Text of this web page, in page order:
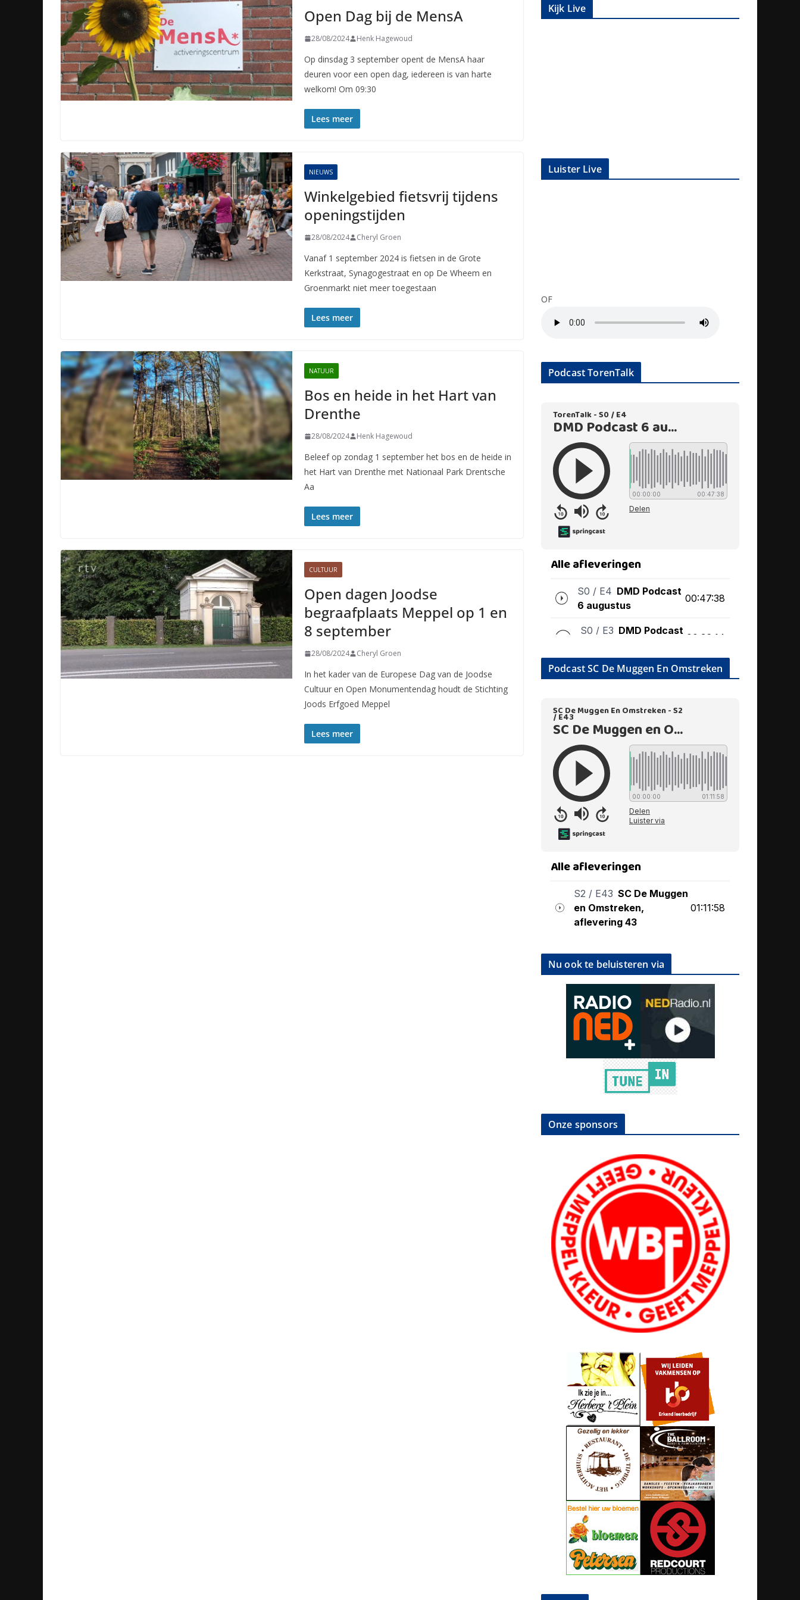
Open Dag bij de MensA
28/08/2024 Henk Hagewoud
Op dinsdag 3 september opent de MensA haar
deuren voor een open dag, iedereen is van harte
welkom! Om 09:30
Lees meer
NIEUWS
Winkelgebied fietsvrij tijdens
openingstijden
28/08/2024 Cheryl Groen
Vanaf 1 september 2024 is fietsen in de Grote
Kerkstraat, Synagogestraat en op De Wheem en
Groenmarkt niet meer toegestaan
Lees meer
NATUUR
Bos en heide in het Hart van
Drenthe
28/08/2024 Henk Hagewoud
Beleef op zondag 1 september het bos en de heide in
het Hart van Drenthe met Nationaal Park Drentsche
Aa
Lees meer
CULTUUR
Open dagen Joodse
begraafplaats Meppel op 1 en
8 september
28/08/2024 Cheryl Groen
In het kader van de Europese Dag van de Joodse
Cultuur en Open Monumentendag houdt de Stichting
Joods Erfgoed Meppel
Lees meer
Kijk Live
Luister Live
OF
Podcast TorenTalk
Podcast SC De Muggen En Omstreken
Nu ook te beluisteren via
Onze sponsors